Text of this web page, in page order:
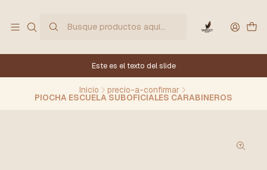
Este es el texto del slide
Inicio precio-a-confirmar
PIOCHA ESCUELA SUBOFICIALES CARABINEROS